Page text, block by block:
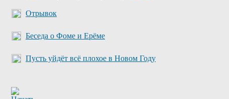
Отрывок
Беседа о Фоме и Ерёме
Пусть уйдёт всё плохое в Новом Году